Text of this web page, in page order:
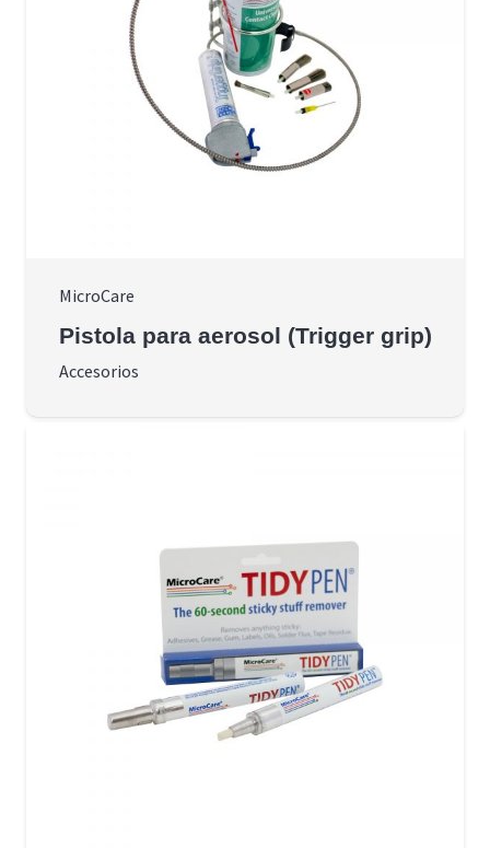
MicroCare
Pistola para aerosol (Trigger grip)
Accesorios